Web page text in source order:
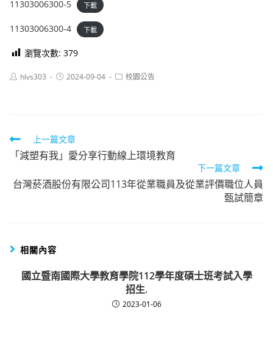
11303006300-5 下載
11303006300-4 下載
瀏覽次數: 379
Posthlvs303
Post2024-09-04
Post校園公告
Read
more
articles
上一篇文章
「減塑有我」愛分享行動線上環境教育
下一篇文章
台灣菸酒股份有限公司113年從業職員及從業評價職位人員
甄試簡章
相關內容
國立暨南國際大學教育學院112學年度碩士班考試入學
招生.
2023-01-06